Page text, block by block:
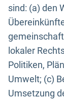
sind: (a) den
lokaler
Politiken,
Umwelt; (c)
Umsetzung